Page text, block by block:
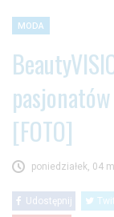
MODA
[FOTO]
poniedziałek, 04
Udostępnij